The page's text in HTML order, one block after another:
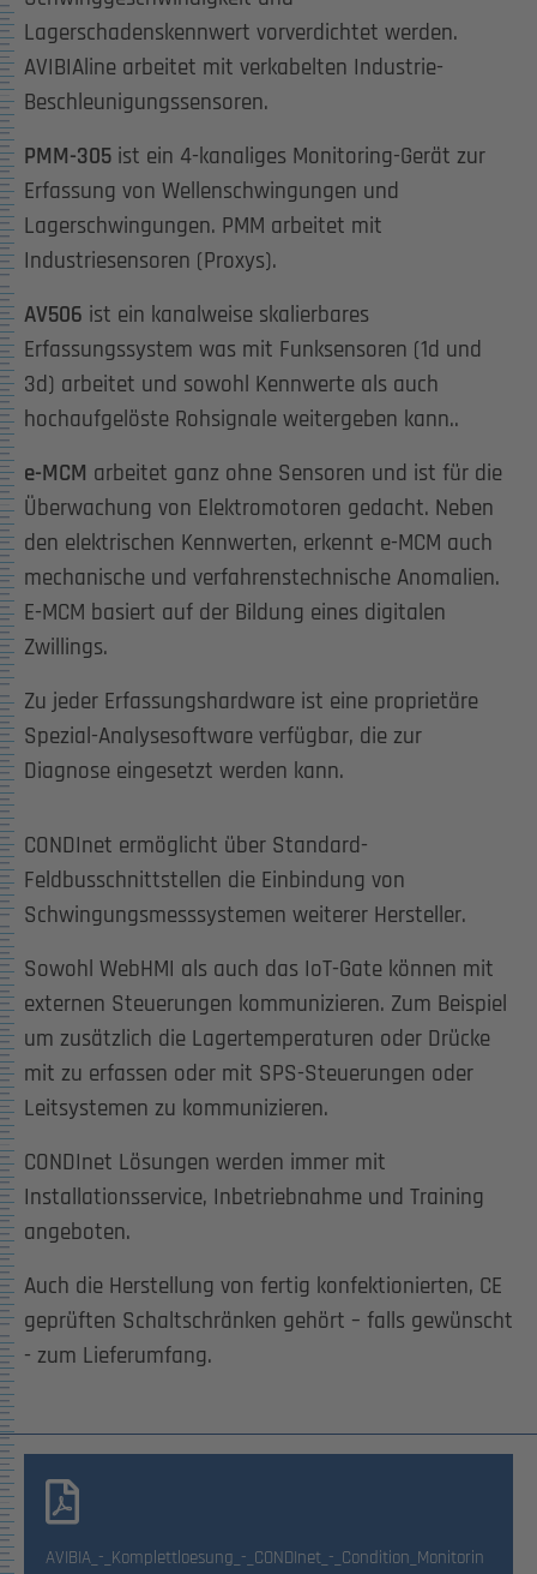
Lagerschadenskennwert vorverdichtet werden.
AVIBIAline arbeitet mit verkabelten Industrie-
Beschleunigungssensoren.
PMM-305 ist ein 4-kanaliges Monitoring-Gerät zur
Erfassung von Wellenschwingungen und
Lagerschwingungen. PMM arbeitet mit
Industriesensoren (Proxys).
AV506 ist ein kanalweise skalierbares
Erfassungssystem was mit Funksensoren (1d und
3d) arbeitet und sowohl Kennwerte als auch
hochaufgelöste Rohsignale weitergeben kann..
e-MCM arbeitet ganz ohne Sensoren und ist für die
Überwachung von Elektromotoren gedacht. Neben
den elektrischen Kennwerten, erkennt e-MCM auch
mechanische und verfahrenstechnische Anomalien.
E-MCM basiert auf der Bildung eines digitalen
Zwillings.
Zu jeder Erfassungshardware ist eine proprietäre
Spezial-Analysesoftware verfügbar, die zur
Diagnose eingesetzt werden kann.
CONDInet ermöglicht über Standard-
Feldbusschnittstellen die Einbindung von
Schwingungsmesssystemen weiterer Hersteller.
Sowohl WebHMI als auch das IoT-Gate können mit
externen Steuerungen kommunizieren. Zum Beispiel
um zusätzlich die Lagertemperaturen oder Drücke
mit zu erfassen oder mit SPS-Steuerungen oder
Leitsystemen zu kommunizieren.
CONDInet Lösungen werden immer mit
Installationsservice, Inbetriebnahme und Training
angeboten.
Auch die Herstellung von fertig konfektionierten, CE
geprüften Schaltschränken gehört – falls gewünscht
- zum Lieferumfang.
AVIBIA_-_Komplettloesung_-_CONDInet_-_Condition_Monitorin